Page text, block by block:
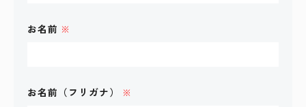
お名前 ※
お名前（フリガナ） ※